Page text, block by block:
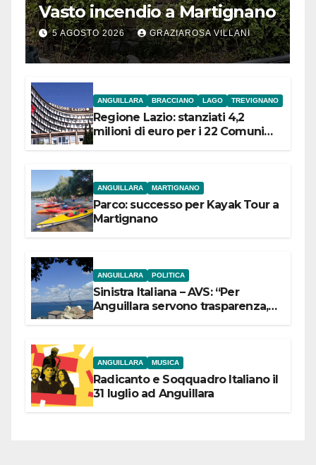
Vasto incendio a Martignano
5 AGOSTO 2026 GRAZIAROSA VILLANI
ANGUILLARA BRACCIANO LAGO TREVIGNANO
Regione Lazio: stanziati 4,2
milioni di euro per i 22 Comuni
ANGUILLARA MARTIGNANO
Parco: successo per Kayak Tour a
Martignano
ANGUILLARA POLITICA
Sinistra Italiana – AVS: “Per
Anguillara servono trasparenza,
ANGUILLARA MUSICA
Radicanto e Soqquadro Italiano il
31 luglio ad Anguillara